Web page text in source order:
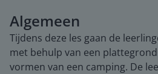
Algemeen
Tijdens deze les gaan de
met behulp van een
vormen van een camping. De